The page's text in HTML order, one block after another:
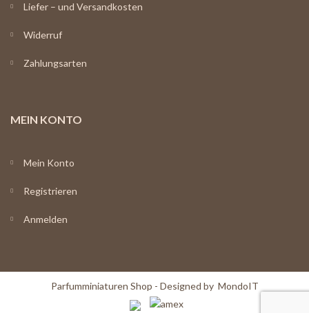
Liefer – und Versandkosten
Widerruf
Zahlungsarten
MEIN KONTO
Mein Konto
Registrieren
Anmelden
Parfumminiaturen Shop - Designed by MondoIT